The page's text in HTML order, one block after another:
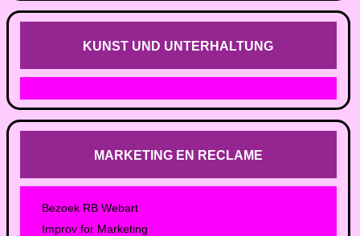
KUNST UND UNTERHALTUNG
MARKETING EN RECLAME
Bezoek RB Webart
Improv for Marketing